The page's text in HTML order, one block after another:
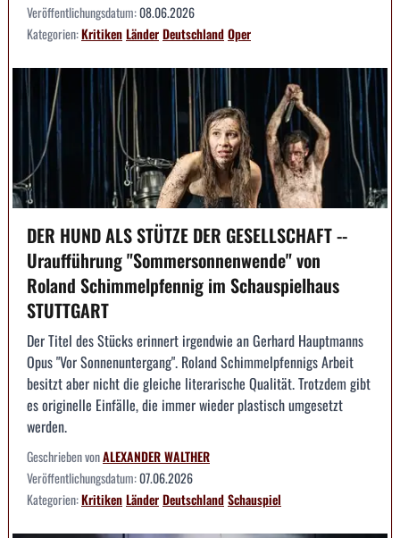
Veröffentlichungsdatum:08.06.2026
Kategorien:KritikenLänderDeutschlandOper
DER HUND ALS STÜTZE DER GESELLSCHAFT --
Uraufführung "Sommersonnenwende" von
Roland Schimmelpfennig im Schauspielhaus
STUTTGART
Der Titel des Stücks erinnert irgendwie an Gerhard Hauptmanns
Opus "Vor Sonnenuntergang". Roland Schimmelpfennigs Arbeit
besitzt aber nicht die gleiche literarische Qualität. Trotzdem gibt
es originelle Einfälle, die immer wieder plastisch umgesetzt
werden.
Geschrieben vonALEXANDER WALTHER
Veröffentlichungsdatum:07.06.2026
Kategorien:KritikenLänderDeutschlandSchauspiel